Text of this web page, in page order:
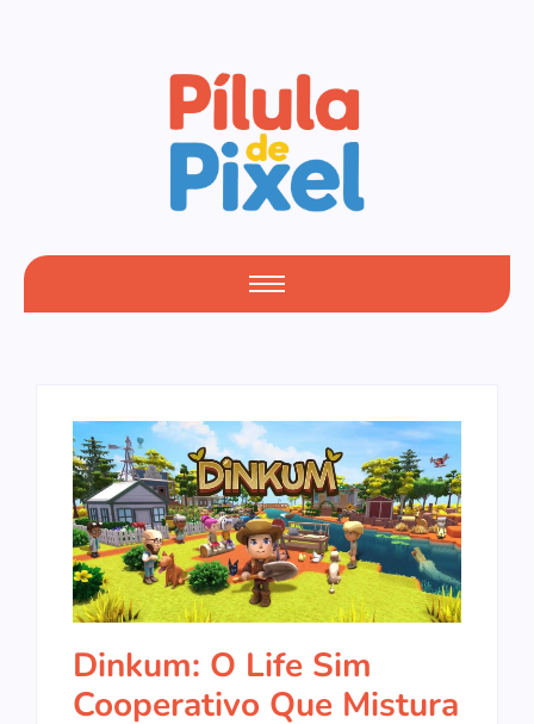
Dinkum: O Life Sim
Cooperativo Que Mistura